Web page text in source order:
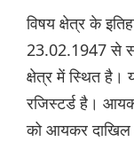
विषय क्षेत्र के
23.02.1947 से
क्षेत्र में स्थित है।
रजिस्टर्ड है।
को आयकर